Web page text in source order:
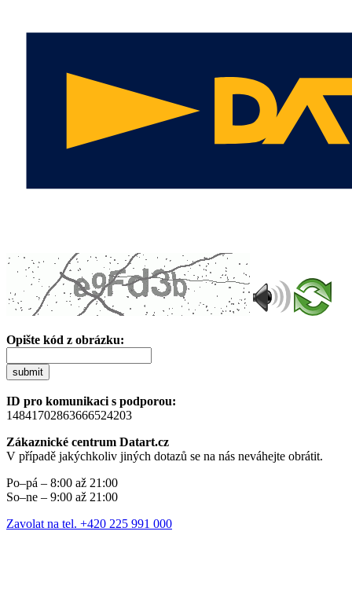
Opište kód z obrázku:
submit
ID pro komunikaci s podporou:
14841702863666524203
Zákaznické centrum Datart.cz
V případě jakýchkoliv jiných dotazů se na nás neváhejte obrátit.
Po–pá – 8:00 až 21:00
So–ne – 9:00 až 21:00
Zavolat na tel. +420 225 991 000